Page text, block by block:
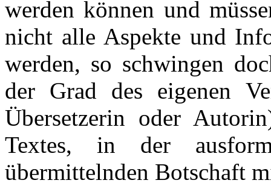
werden können und
nicht alle Aspekte und
werden, so schwingen
der Grad des eigenen
Übersetzerin oder
Textes, in der
übermittelnden Botschaft